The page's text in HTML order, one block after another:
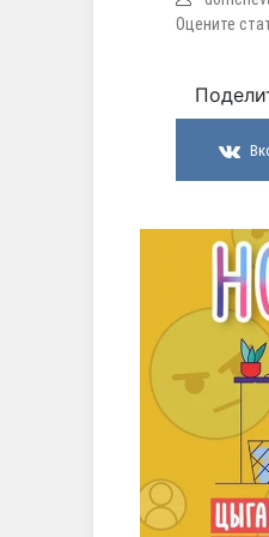
Оцените